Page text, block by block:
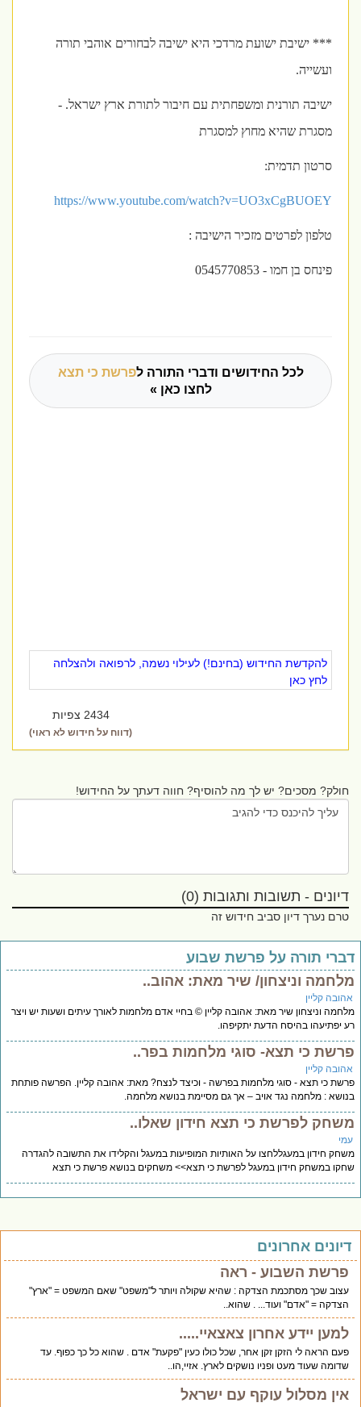
*** ישיבת ישועת מרדכי היא ישיבה לבחורים אוהבי תורה
ועשייה.
ישיבה תורנית ומשפחתית עם חיבור לתורת ארץ ישראל. -
מסגרת שהיא מחוץ למסגרת
סרטון תדמית:
https://www.youtube.com/watch?v=UO3xCgBUOEY
טלפון לפרטים מזכיר הישיבה :
פינחס בן חמו - 0545770853
לכל החידושים ודברי התורה לפרשת כי תצא
לחצו כאן »
להקדשת החידוש (בחינם!) לעילוי נשמה, לרפואה ולהצלחה
לחץ כאן
2434 צפיות
(דווח על חידוש לא ראוי)
חולק? מסכים? יש לך מה להוסיף? חווה דעתך על החידוש!
דיונים - תשובות ותגובות (0)
טרם נערך דיון סביב חידוש זה
תורה על פרשת שבוע
וניצחון/ שיר מאת: אהוב..
קליין
וניצחון שיר מאת: אהובה קליין © בחיי אדם מלחמות לאורך עיתים ושעות יש ויצר
יפתיעהו בהיסח הדעת יתקיפהו.
כי תצא- סוגי מלחמות בפר..
קליין
כי תצא - סוגי מלחמות בפרשה - וכיצד לנצח? מאת: אהובה קליין. הפרשה פותחת
: מלחמה נגד אויב – אך גם מסיימת בנושא מלחמה.
לפרשת כי תצא חידון שאלו..
חידון במעגללחצו על האותיות המופיעות במעגל והקלידו את התשובה להגדרה
במשחק חידון במעגל לפרשת כי תצא>> משחקים בנושא פרשת כי תצא
אחרונים
פרשת השבוע - ראה
עצוב שכך מסתכמת הצדקה : שהיא שקולה ויותר ל"משפט" שאם המשפט = "ארץ"
הצדקה = "אדם" ועוד... . שהוא..
למען יידע אחרון צאצאיי.....
פעם הראה לי הזקן זקן אחר, שכל כולו כעין "פקעת" אדם . שהוא כל כך כפוף. עד
שדומה שעוד מעט ופניו נושקים לארץ. אזיי,הו..
אין מסלול עוקף עם ישראל